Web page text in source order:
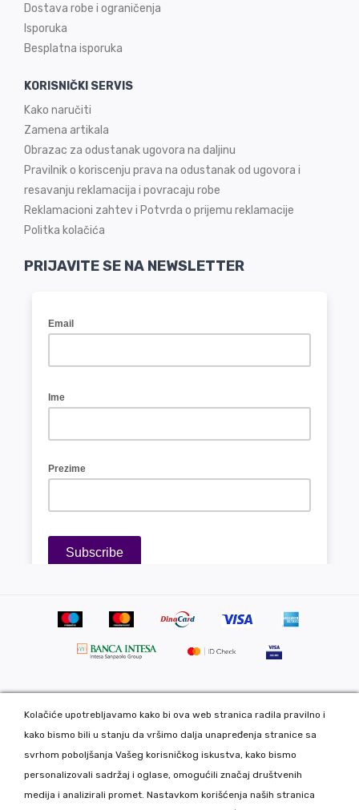
Kolačiće upotrebljavamo kako bi ova web stranica radila pravilno i
kako bismo bili u stanju da vršimo dalja unapređenja stranice sa
svrhom poboljšanja Vašeg korisničkog iskustva, kako bismo
personalizovali sadržaj i oglase, omogućili značaj društvenih
medija i analizirali promet. Nastavkom korišćenja naših stranica
Dostava robe i ograničenja
Isporuka
Besplatna isporuka
KORISNIČKI SERVIS
Kako naručiti
Zamena artikala
Obrazac za odustanak ugovora na daljinu
Pravilnik o koriscenju prava na odustanak od ugovora i
resavanju reklamacija i povracaju robe
Reklamacioni zahtev i Potvrda o prijemu reklamacije
Politka kolačića
PRIJAVITE SE NA NEWSLETTER
Copyright 2020 DekorDom Group DOO. All Rights Reserved. Web
development: CMS by Global Webmasters -
Izrada internet prodavnice iSEOby www.wbsdigital.com